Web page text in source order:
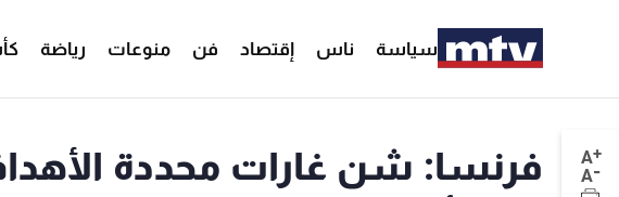
سياسة ناس إقتصاد فن منوعات رياضة
A+
A-
فرنسا: شن غارات محددة